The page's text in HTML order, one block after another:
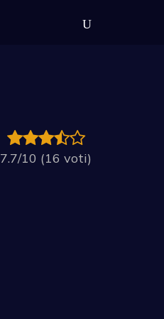
7.7/10 (16 voti)